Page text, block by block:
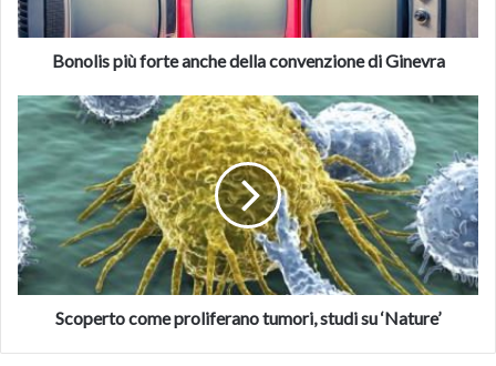
Il brevetto è applicabile anche ad altre matrici vegetali.
foto© Copyright ANSA
Fonte ansa.it
Ginevra
Bonolis più forte anche della convenzione di Ginevra
Scoperto
come
proliferano
tumori,
studi
su
‘Nature’
Scoperto come proliferano tumori, studi su ‘Nature’